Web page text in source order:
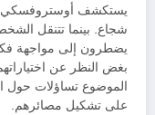
يستكشف أوستروفسكي
شجاع. بينما تتنقل
يضطرون إلى مواجهة
بغض النظر عن
الموضوع تساؤلات حول
على تشكيل مصائرهم.